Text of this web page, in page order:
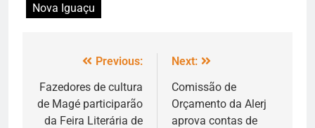
Nova Iguaçu
Previous:
Fazedores de cultura
de Magé participarão
da Feira Literária de
Next:
Comissão de
Orçamento da Alerj
aprova contas de